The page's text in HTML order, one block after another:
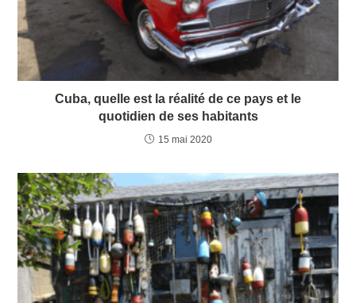
Cuba, quelle est la réalité de ce pays et le
quotidien de ses habitants
15 mai 2020